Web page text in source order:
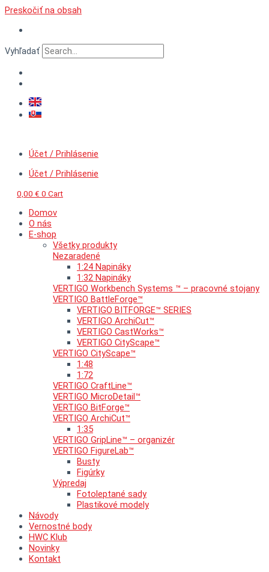
Preskočiť na obsah
Vyhľadať
Účet / Prihlásenie
Účet / Prihlásenie
0,00 € 0 Cart
Domov
O nás
E-shop
Všetky produkty
Nezaradené
1:24 Napináky
1:32 Napináky
VERTIGO Workbench Systems ™ – pracovné stojany
VERTIGO BattleForge™
VERTIGO BITFORGE™ SERIES
VERTIGO ArchiCut™
VERTIGO CastWorks™
VERTIGO CityScape™
VERTIGO CityScape™
1:48
1:72
VERTIGO CraftLine™
VERTIGO MicroDetail™
VERTIGO BitForge™
VERTIGO ArchiCut™
1:35
VERTIGO GripLine™ – organizér
VERTIGO FigureLab™
Busty
Figúrky
Výpredaj
Fotoleptané sady
Plastikové modely
Návody
Vernostné body
HWC Klub
Novinky
Kontakt